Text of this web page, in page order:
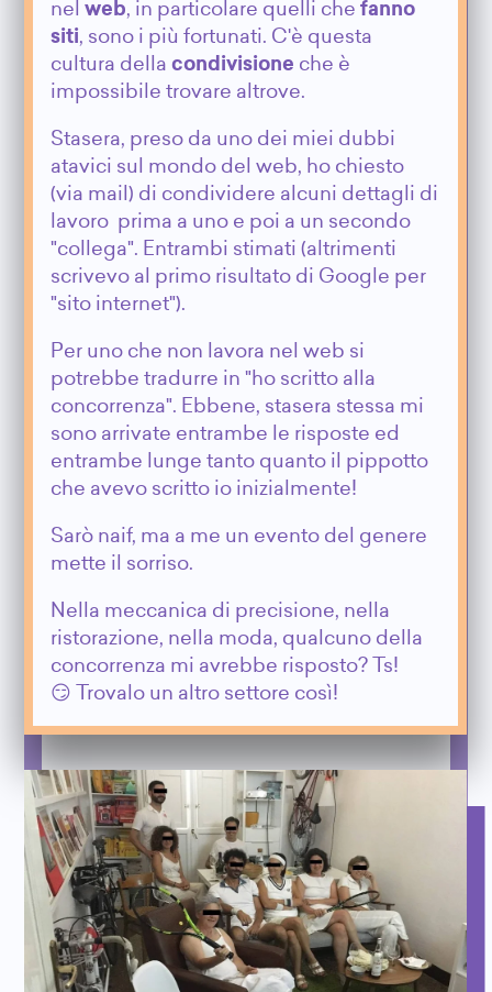
nelweb, in particolare quelli chefanno
siti, sono i più fortunati. C'è questa
cultura dellacondivisione che è
impossibile trovare altrove.
Stasera, preso da uno dei miei dubbi
atavici sul mondo del web, ho chiesto
(via mail) di condividere alcuni dettagli di
lavoro prima a uno e poi a un secondo
"collega". Entrambi stimati (altrimenti
scrivevo al primo risultato di Google per
"sito internet").
Per uno che non lavora nel web si
potrebbe tradurre in "ho scritto alla
concorrenza". Ebbene, stasera stessa mi
sono arrivate entrambe le risposte ed
entrambe lunge tanto quanto il pippotto
che avevo scritto io inizialmente!
Sarò naif, ma a me un evento del genere
mette il sorriso.
Nella meccanica di precisione, nella
ristorazione, nella moda, qualcuno della
concorrenza mi avrebbe risposto? Ts!
😏 Trovalo un altro settore così!